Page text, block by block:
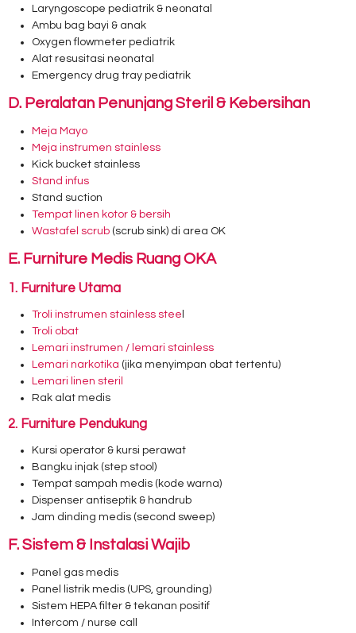
Laryngoscope pediatrik & neonatal
Ambu bag bayi & anak
Oxygen flowmeter pediatrik
Alat resusitasi neonatal
Emergency drug tray pediatrik
D. Peralatan Penunjang Steril & Kebersihan
Meja Mayo
Meja instrumen stainless
Kick bucket stainless
Stand infus
Stand suction
Tempat linen kotor & bersih
Wastafel scrub (scrub sink) di area OK
E. Furniture Medis Ruang OKA
1. Furniture Utama
Troli instrumen stainless stee
Troli obat
Lemari instrumen / lemari stainless
Lemari narkotika (jika menyimpan obat tertentu)
Lemari linen steril
Rak alat medis
2. Furniture Pendukung
Kursi operator & kursi perawat
Bangku injak (step stool)
Tempat sampah medis (kode warna)
Dispenser antiseptik & handrub
Jam dinding medis (second sweep)
F. Sistem & Instalasi Wajib
Panel gas medis
Panel listrik medis (UPS, grounding)
Sistem HEPA filter & tekanan positif
Intercom / nurse call